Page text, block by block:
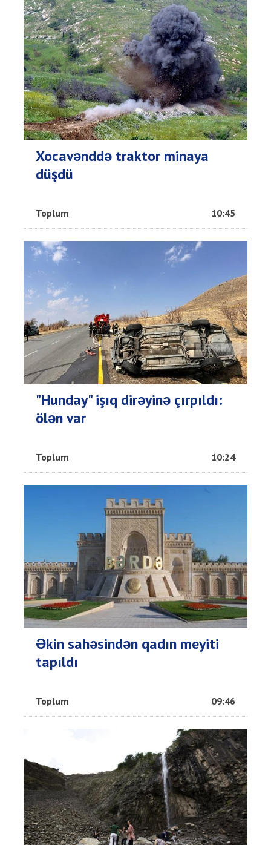
Xocavənddə traktor minaya
düşdü
Toplum 10:45
"Hunday" işıq dirəyinə çırpıldı:
ölən var
Toplum 10:24
Əkin sahəsindən qadın meyiti
tapıldı
Toplum 09:46